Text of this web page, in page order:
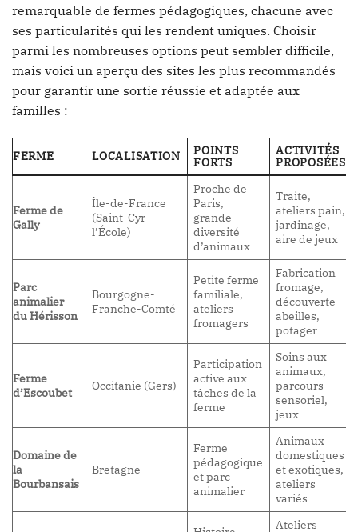
remarquable de fermes pédagogiques, chacune avec
ses particularités qui les rendent uniques. Choisir
parmi les nombreuses options peut sembler difficile,
mais voici un aperçu des sites les plus recommandés
pour garantir une sortie réussie et adaptée aux
familles :
FERME LOCALISATION POINTS
FORTS
ACTIVITÉS
PROPOSÉES
Ferme de
Gally
Île-de-France
(Saint-Cyr-
l’École)
Proche de
Paris,
grande
diversité
d’animaux
Traite,
ateliers pain,
jardinage,
aire de jeux
Parc
animalier
du Hérisson
Bourgogne-
Franche-Comté
Petite ferme
familiale,
ateliers
fromagers
Fabrication
fromage,
découverte
abeilles,
potager
Ferme
d’Escoubet
Occitanie (Gers)
Participation
active aux
tâches de la
ferme
Soins aux
animaux,
parcours
sensoriel,
jeux
Domaine de
la
Bourbansais
Bretagne
Ferme
pédagogique
et parc
animalier
Animaux
domestiques
et exotiques,
ateliers
variés
Ateliers